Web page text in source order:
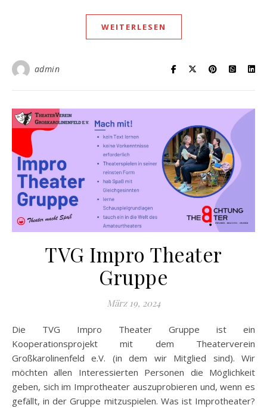
WEITERLESEN
admin
TVG Impro Theater
Gruppe
März 19, 2024
Die TVG Impro Theater Gruppe ist ein
Kooperationsprojekt mit dem Theaterverein
Großkarolinenfeld e.V. (in dem wir Mitglied sind). Wir
möchten allen Interessierten Personen die Möglichkeit
geben, sich im Improtheater auszuprobieren und, wenn es
gefällt, in der Gruppe mitzuspielen. Was ist Improtheater?